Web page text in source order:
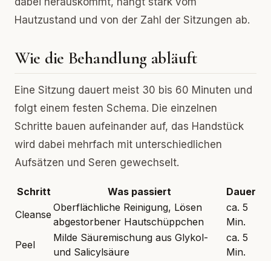
Hautzustand und von der Zahl der Sitzungen ab.
Wie die Behandlung abläuft
Eine Sitzung dauert meist 30 bis 60 Minuten und
folgt einem festen Schema. Die einzelnen
Schritte bauen aufeinander auf, das Handstück
wird dabei mehrfach mit unterschiedlichen
Aufsätzen und Seren gewechselt.
Schritt Was passiert
Dauer
Cleanse
Oberflächliche Reinigung, Lösen
abgestorbener Hautschüppchen
ca. 5
Min.
Peel
Milde Säuremischung aus Glykol-
und Salicylsäure
ca. 5
Min.